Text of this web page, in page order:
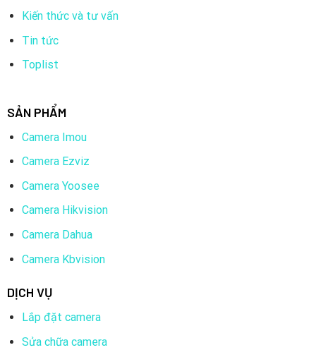
Switch 8 cổng: Số lượng 01
IP POE 2.0MP
Camera IP Full Color 2MP bán cầu KBVISION KX-AF2112N3
Model:
Loại camera:IP bán cầu
Độ phân giải:2 Megapixel (1920 x 1080 pixels)
Kiến thức và tư vấn
Tin tức
Toplist
SẢN PHẨM
Camera Imou
Camera Ezviz
Camera Yoosee
Camera Hikvision
Camera Dahua
Camera Kbvision
DỊCH VỤ
Lắp đặt camera
Sửa chữa camera